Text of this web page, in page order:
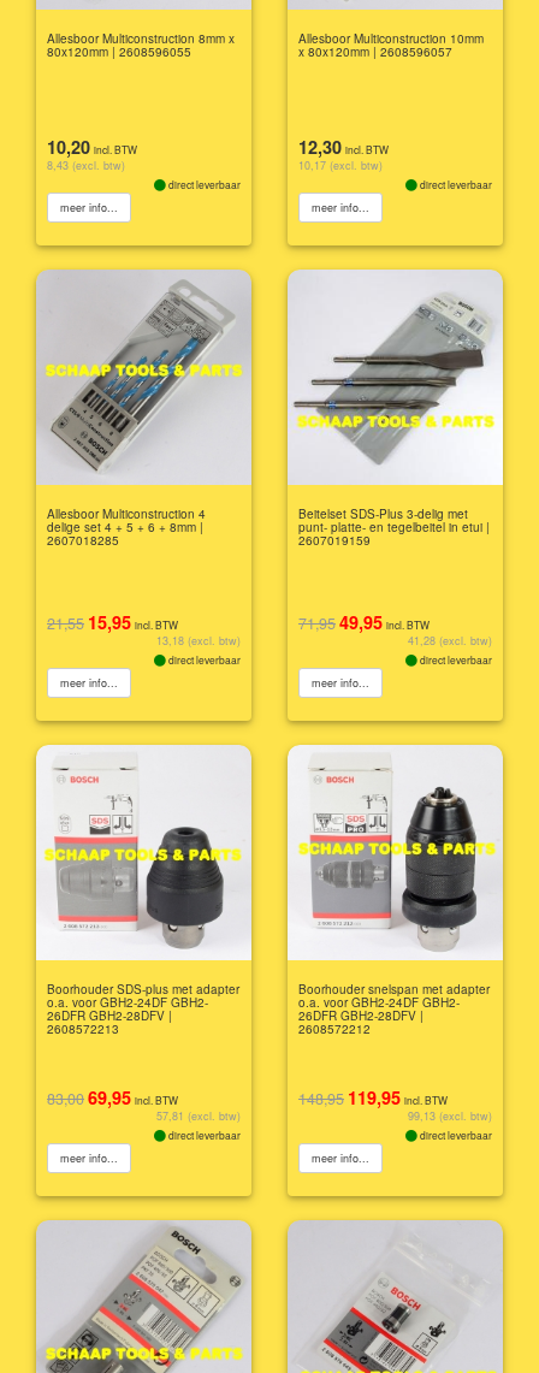
Allesboor Multiconstruction 8mm x
80x120mm | 2608596055
10,20 incl. BTW
8,43 (excl. btw)
direct leverbaar
meer info...
Allesboor Multiconstruction 10mm
x 80x120mm | 2608596057
12,30 incl. BTW
10,17 (excl. btw)
direct leverbaar
meer info...
Allesboor Multiconstruction 4
delige set 4 + 5 + 6 + 8mm |
2607018285
21,55 15,95 incl. BTW
13,18 (excl. btw)
direct leverbaar
meer info...
Beitelset SDS-Plus 3-delig met
punt- platte- en tegelbeitel in etui |
2607019159
71,9549,95 incl. BTW
41,28 (excl. btw)
direct leverbaar
meer info...
Boorhouder SDS-plus met adapter
o.a. voor GBH2-24DF GBH2-
26DFR GBH2-28DFV |
2608572213
83,0069,95 incl. BTW
57,81 (excl. btw)
direct leverbaar
meer info...
Boorhouder snelspan met adapter
o.a. voor GBH2-24DF GBH2-
26DFR GBH2-28DFV |
2608572212
148,95 119,95 incl. BTW
99,13 (excl. btw)
direct leverbaar
meer info...